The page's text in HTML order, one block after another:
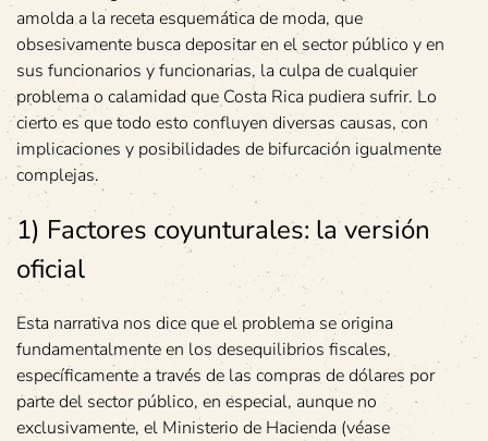
amolda a la receta esquemática de moda, que
obsesivamente busca depositar en el sector público y en
sus funcionarios y funcionarias, la culpa de cualquier
problema o calamidad que Costa Rica pudiera sufrir. Lo
cierto es que todo esto confluyen diversas causas, con
implicaciones y posibilidades de bifurcación igualmente
complejas.
1) Factores coyunturales: la versión
oficial
Esta narrativa nos dice que el problema se origina
fundamentalmente en los desequilibrios fiscales,
específicamente a través de las compras de dólares por
parte del sector público, en especial, aunque no
exclusivamente, el Ministerio de Hacienda (véase